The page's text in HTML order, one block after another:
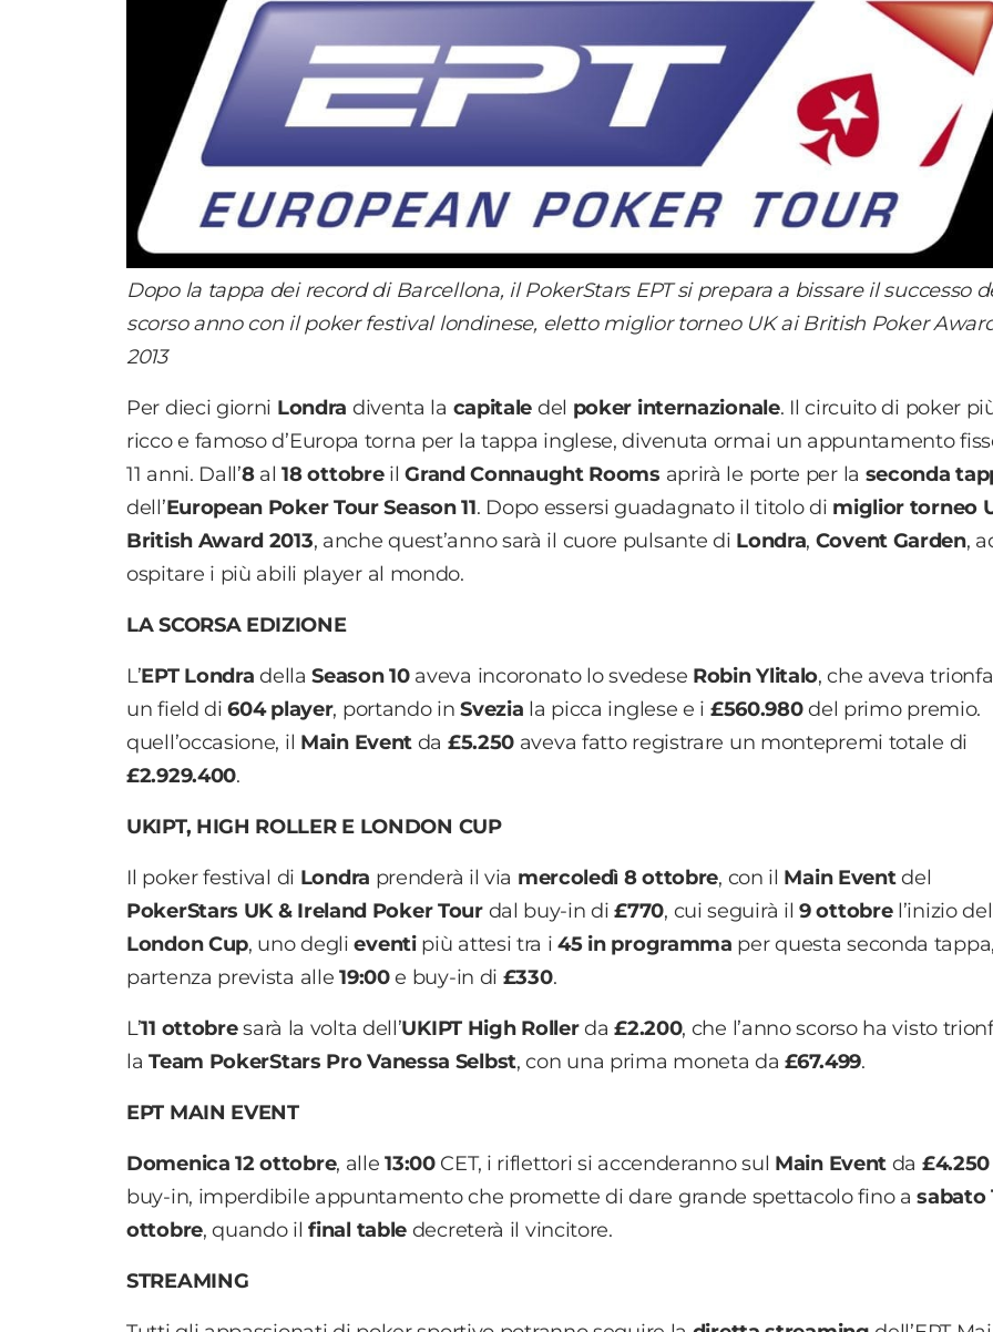
Dopo la tappa dei record di Barcellona, il PokerStars EPT si prepara a bissare il successo
scorso anno con il poker festival londinese, eletto miglior torneo UK aiBritish Poker
2013
Per dieci giorni Londra diventa la capitale del poker internazionale. Il circuito di poker
ricco e famoso d’Europa torna per la tappa inglese, divenuta ormai un appuntamento
11 anni. Dall’8al18 ottobreilGrand Connaught Rooms aprirà le porte per la seconda
dell’European Poker Tour Season 11. Dopo essersi guadagnato il titolo di miglior torneo
British Award 2013, anche quest’anno sarà il cuore pulsante di Londra, Covent Garden,
ospitare i più abili player al mondo.
LA SCORSA EDIZIONE
L’EPT Londradella Season 10 aveva incoronato lo svedese Robin Ylitalo, che aveva
un field di604 player, portando inSvezia la picca inglese e i £560.980del primo premio.
quell’occasione, il Main Event da £5.250 aveva fatto registrare un montepremi totale di
£2.929.400.
UKIPT, HIGH ROLLER E LONDON CUP
Il poker festival di Londra prenderà il via mercoledì 8 ottobre, con il Main Eventdel
PokerStars UK & Ireland Poker Tour dal buy-in di £770, cui seguirà il9 ottobrel’inizio
London Cup, uno deglieventipiù attesi tra i45 in programma per questa seconda
partenza prevista alle19:00e buy-in di £330.
L’11 ottobresarà la volta dell’UKIPT High Rollerda£2.200, che l’anno scorso ha visto
la Team PokerStars Pro Vanessa Selbst, con una prima moneta da£67.499.
EPT MAIN EVENT
Domenica 12 ottobre, alle13:00 CET, i riflettori si accenderanno sul Main Event da
buy-in, imperdibile appuntamento che promette di dare grande spettacolo fino asabato
ottobre, quando ilfinal table decreterà il vincitore.
STREAMING